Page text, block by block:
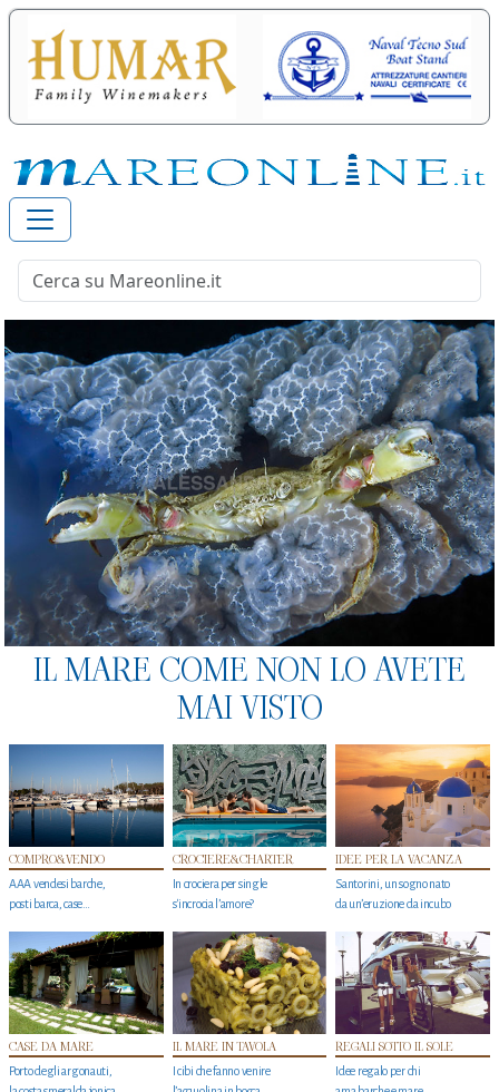
IL MARE COME NON LO AVETE
MAI VISTO
COMPRO&VENDO
AAA vendesi barche,
posti barca, case…
CROCIERE&CHARTER
In crociera per single
s'incrocia l’amore?
IDEE PER LA VACANZA
Santorini, un sogno nato
da un’eruzione da incubo
CASE DA MARE
Porto degli argonauti,
IL MARE IN TAVOLA
I cibi che fanno venire
REGALI SOTTO IL SOLE
Idee regalo per chi